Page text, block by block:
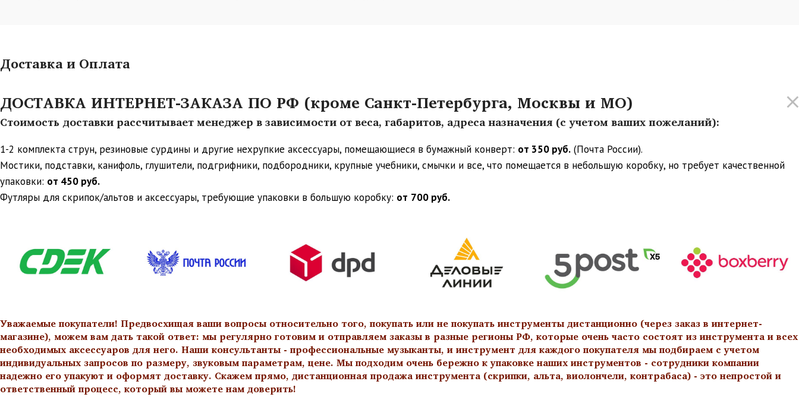
Доставка и Оплата
ДОСТАВКА ИНТЕРНЕТ-ЗАКАЗА ПО РФ (кроме Санкт-Петербурга, Москвы и МО)
Стоимость доставки рассчитывает менеджер в зависимости от веса, габаритов, адреса назначения (с учетом ваших пожеланий):
1-2 комплекта струн, резиновые сурдины и другие нехрупкие аксессуары, помещающиеся в бумажный конверт: от 350 руб. (Почта России).
Мостики, подставки, канифоль, глушители, подгрифники, подбородники, крупные учебники, смычки и все, что помещается в небольшую коробку, но требует качественной
упаковки: от 450 руб.
Футляры для скрипок/альтов и аксессуары, требующие упаковки в большую коробку: от 700 руб.
Уважаемые покупатели! Предвосхищая ваши вопросы относительно того, покупать или не покупать инструменты дистанционно (через заказ в интернет-
магазине), можем вам дать такой ответ: мы регулярно готовим и отправляем заказы в разные регионы РФ, которые очень часто состоят из инструмента и всех
необходимых аксессуаров для него. Наши консультанты - профессиональные музыканты, и инструмент для каждого покупателя мы подбираем с учетом
индивидуальных запросов по размеру, звуковым параметрам, цене. Мы подходим очень бережно к упаковке наших инструментов - сотрудники компании
надежно его упакуют и оформят доставку. Скажем прямо, дистанционная продажа инструмента (скрипки, альта, виолончели, контрабаса) - это непростой и
ответственный процесс, который вы можете нам доверить!